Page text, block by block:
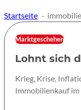
Startseite
Marktgeschehen
Lohnt sich
Krieg, Krise,
Immobilienkauf im